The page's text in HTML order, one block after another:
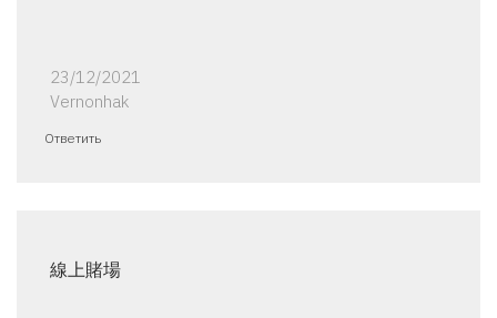
23/12/2021
Vernonhak
Ответить
線上賭場